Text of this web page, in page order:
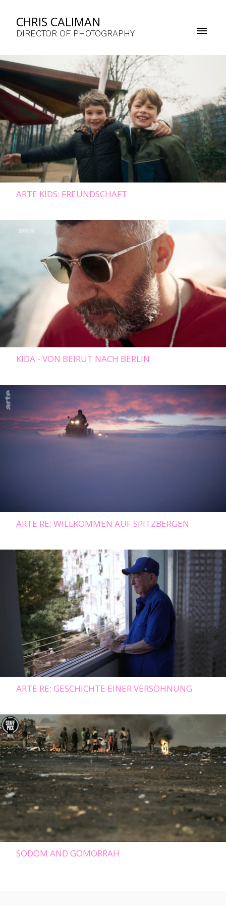
CHRIS CALIMAN
DIRECTOR OF PHOTOGRAPHY
ARTE KIDS: FREUNDSCHAFT
KIDA - VON BEIRUT NACH BERLIN
ARTE RE: WILLKOMMEN AUF SPITZBERGEN
ARTE RE: GESCHICHTE EINER VERSÖHNUNG
SODOM AND GOMORRAH